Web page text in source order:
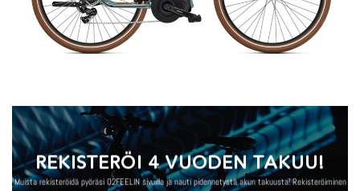
REKISTERÖI 4 VUODEN TAKUU!
Muista rekisteröidä pyöräsi O2FEELIN sivuilla ja nauti pidennetystä akun takuusta! Rekisteröiminen